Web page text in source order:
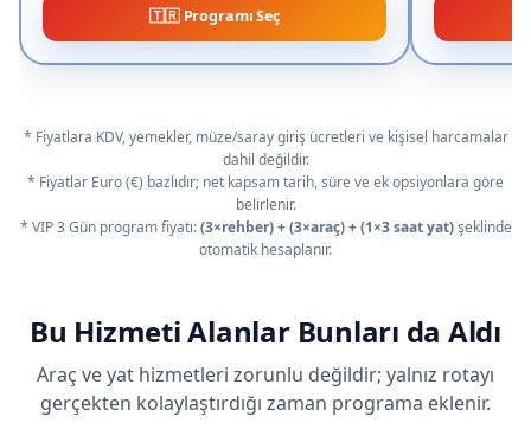
🇹🇷 Programı Seç
* Fiyatlara KDV, yemekler, müze/saray giriş ücretleri ve kişisel harcamalar
dahil değildir.
* Fiyatlar Euro (€) bazlıdır; net kapsam tarih, süre ve ek opsiyonlara göre
belirlenir.
* VIP 3 Gün program fiyatı:(3×rehber) + (3×araç) + (1×3 saat yat)şeklinde
otomatik hesaplanır.
Bu Hizmeti Alanlar Bunları da Aldı
Araç ve yat hizmetleri zorunlu değildir; yalnız rotayı
gerçekten kolaylaştırdığı zaman programa eklenir.